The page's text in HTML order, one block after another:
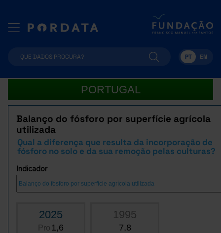
PT EN
PORTUGAL
Balanço do fósforo por superfície agrícola
utilizada
Qual a diferença que resulta da incorporação de
fósforo no solo e da sua remoção pelas culturas?
Indicador
2025
Pro 1,6
1995
7,8